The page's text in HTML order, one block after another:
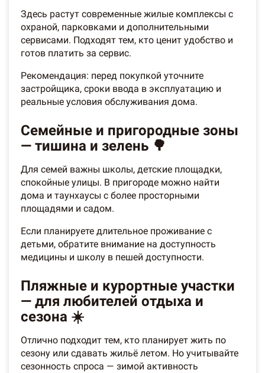
Здесь растут современные жилые комплексы с
охраной, парковками и дополнительными
сервисами. Подходят тем, кто ценит удобство и
готов платить за сервис.
Рекомендация: перед покупкой уточните
застройщика, сроки ввода в эксплуатацию и
реальные условия обслуживания дома.
Семейные и пригородные зоны
— тишина и зелень 🌳
Для семей важны школы, детские площадки,
спокойные улицы. В пригороде можно найти
дома и таунхаусы с более просторными
площадями и садом.
Если планируете длительное проживание с
детьми, обратите внимание на доступность
медицины и школу в пешей доступности.
Пляжные и курортные участки
— для любителей отдыха и
сезона ☀️
Отлично подходит тем, кто планирует жить по
сезону или сдавать жильё летом. Но учитывайте
сезонность спроса — зимой активность